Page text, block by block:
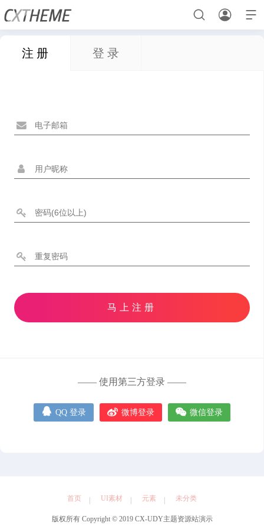



元素
元素 UI素材 样机素材 用户中心
样机素材
UI素材
管理中心
注 册 登 录
马上注册
—— 使用第三方登录 ——
 QQ 登录  微博登录  微信登录
首页 UI素材 元素 未分类
版权所有 Copyright © 2019 CX-UDY主题资源站演示